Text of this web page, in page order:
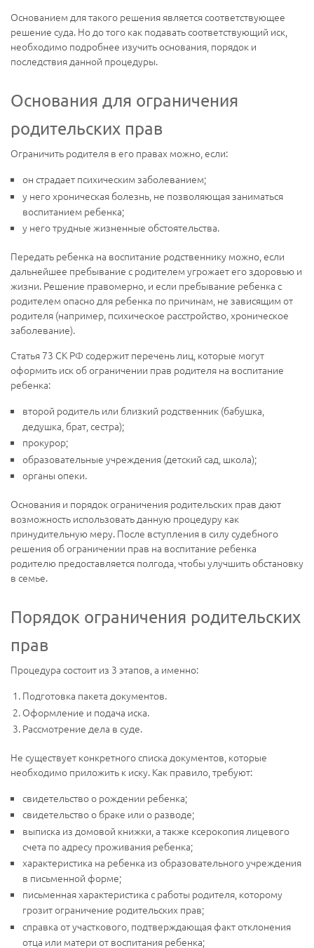
Основанием для такого решения является соответствующее
решение суда. Но до того как подавать соответствующий иск,
необходимо подробнее изучить основания, порядок и
последствия данной процедуры.
Основания для ограничения
родительских прав
Ограничить родителя в его правах можно, если:
он страдает психическим заболеванием;
у него хроническая болезнь, не позволяющая заниматься
воспитанием ребенка;
у него трудные жизненные обстоятельства.
Передать ребенка на воспитание родственнику можно, если
дальнейшее пребывание с родителем угрожает его здоровью и
жизни. Решение правомерно, и если пребывание ребенка с
родителем опасно для ребенка по причинам, не зависящим от
родителя (например, психическое расстройство, хроническое
заболевание).
Статья 73 СК РФ содержит перечень лиц, которые могут
оформить иск об ограничении прав родителя на воспитание
ребенка:
второй родитель или близкий родственник (бабушка,
дедушка, брат, сестра);
прокурор;
образовательные учреждения (детский сад, школа);
органы опеки.
Основания и порядок ограничения родительских прав дают
возможность использовать данную процедуру как
принудительную меру. После вступления в силу судебного
решения об ограничении прав на воспитание ребенка
родителю предоставляется полгода, чтобы улучшить обстановку
в семье.
Порядок ограничения родительских
прав
Процедура состоит из 3 этапов, а именно:
Подготовка пакета документов.
Оформление и подача иска.
Рассмотрение дела в суде.
Не существует конкретного списка документов, которые
необходимо приложить к иску. Как правило, требуют:
свидетельство о рождении ребенка;
свидетельство о браке или о разводе;
выписка из домовой книжки, а также ксерокопия лицевого
счета по адресу проживания ребенка;
характеристика на ребенка из образовательного учреждения
в письменной форме;
письменная характеристика с работы родителя, которому
грозит ограничение родительских прав;
справка от участкового, подтверждающая факт отклонения
отца или матери от воспитания ребенка;